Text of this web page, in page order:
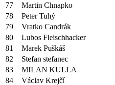
77
Martin Chnapko
78
Peter Tuhý
79
Vratko Candrák
80
Lubos Fleischhacker
81
Marek Puškáš
82
Stefan stefanec
83
MILAN KULLA
84
Václav Krejčí